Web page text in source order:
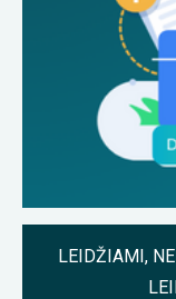
LEIDŽIAMI,